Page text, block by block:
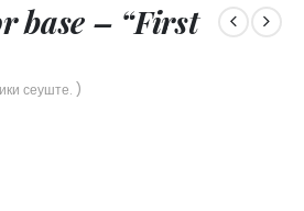
base – “First
сеуште. )